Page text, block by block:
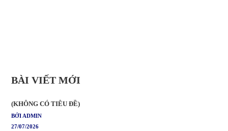
BÀI VIẾT MỚI
(KHÔNG CÓ TIÊU ĐỀ)
BỞI ADMIN
27/07/2026